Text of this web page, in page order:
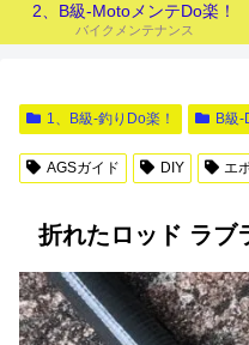
2、B級-MotoメンテDo楽！
バイクメンテナンス
1、B級-釣りDo楽！ B級
AGSガイド DIY エ
折れたロッド ラブ